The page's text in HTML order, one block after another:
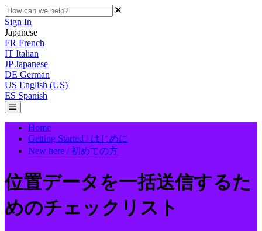
Sign In
Japanese
FR French
IT Italian
JP Japanese
DE German
US English (US)
ES Spanish
Home
Getting Started / はじめに
New here / 初めての方
位置データを一括送信するた
めのチェックリスト